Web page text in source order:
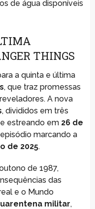
de água disponíveis
THINGS
a quinta e última
, que traz promessas
A nova
, divididos em três
estreando em 26 de
marcando a
de 2025.
de 1987,
das
e o Mundo
militar,